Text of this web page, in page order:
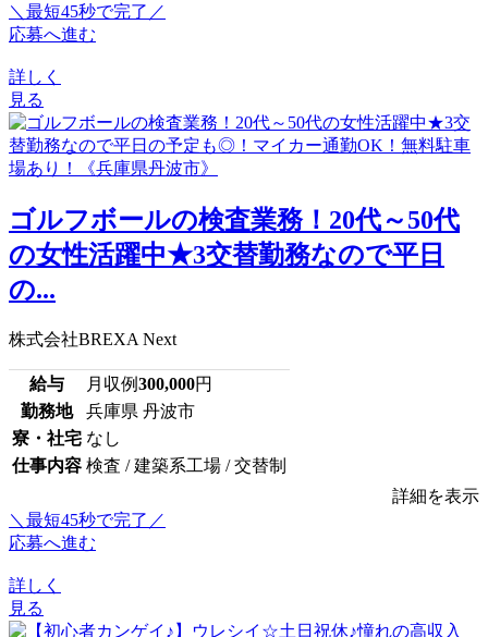
＼最短45秒で完了／
応募へ進む
詳しく
見る
ゴルフボールの検査業務！20代～50代
の女性活躍中★3交替勤務なので平日
の...
株式会社BREXA Next
給与 月収例300,000円
勤務地
兵庫県 丹波市
寮・社宅 なし
仕事内容 検査 / 建築系工場 / 交替制
詳細を表示
＼最短45秒で完了／
応募へ進む
詳しく
見る